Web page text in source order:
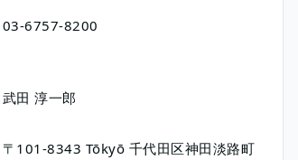
03-6757-8200
武田 淳一郎
〒101-8343 Tōkyō 千代田区神田淡路町